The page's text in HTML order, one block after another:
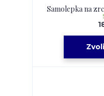
Samolepka na